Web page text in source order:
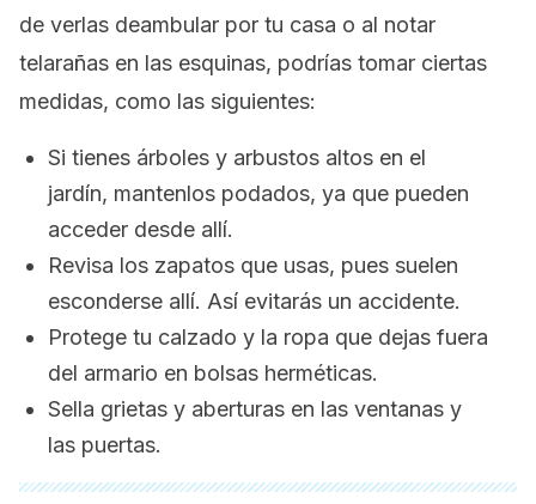
de verlas deambular por tu casa o al notar
telarañas en las esquinas, podrías tomar ciertas
medidas, como las siguientes:
Si tienes árboles y arbustos altos en el
jardín, mantenlos podados, ya que pueden
acceder desde allí.
Revisa los zapatos que usas, pues suelen
esconderse allí. Así evitarás un accidente.
Protege tu calzado y la ropa que dejas fuera
del armario en bolsas herméticas.
Sella grietas y aberturas en las ventanas y
las puertas.